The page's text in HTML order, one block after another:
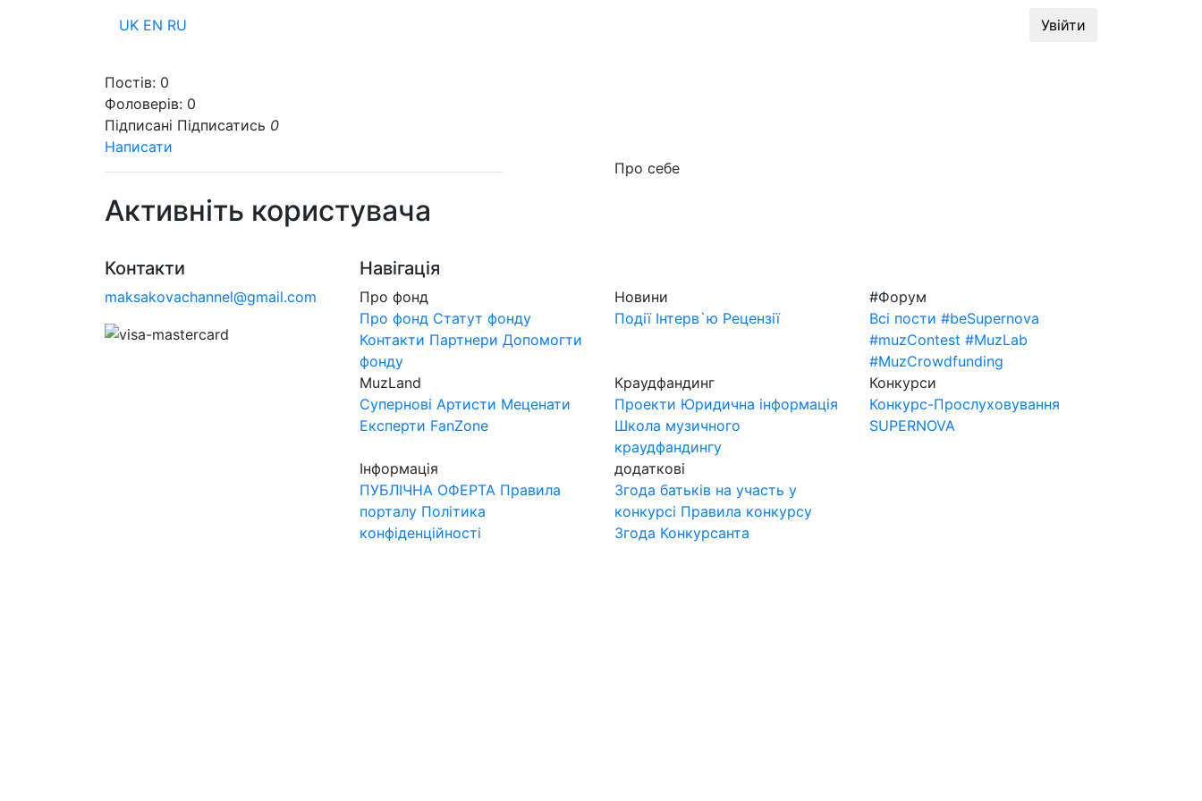
UK EN RU Увійти
Постів: 0
Фоловерів: 0
Підписані Підписатись 0
Написати
Про себе
Активніть користувача
Контакти
maksakovachannel@gmail.com
Навігація
Про фонд
Про фонд Статут фонду
Контакти Партнери Допомогти
фонду
Новини
Події Інтерв`ю Рецензії
#Форум
Всі пости #beSupernova
#muzContest #MuzLab
#MuzCrowdfunding
MuzLand
Супернові Артисти Меценати
Експерти FanZone
Краудфандинг
Проекти Юридична інформація
Школа музичного
краудфандингу
Конкурси
Конкурс-Прослуховування
SUPERNOVA
Інформація
ПУБЛІЧНА ОФЕРТА Правила
порталу Політика
конфіденційності
додаткові
Згода батьків на участь у
конкурсі Правила конкурсу
Згода Конкурсанта